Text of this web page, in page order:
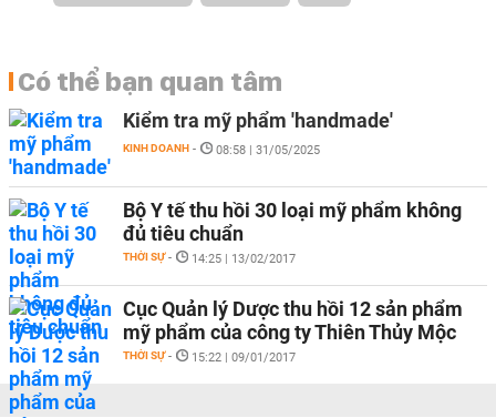
Có thể bạn quan tâm
Kiểm tra mỹ phẩm 'handmade'
KINH DOANH - 08:58 | 31/05/2025
Bộ Y tế thu hồi 30 loại mỹ phẩm không
đủ tiêu chuẩn
THỜI SỰ - 14:25 | 13/02/2017
Cục Quản lý Dược thu hồi 12 sản phẩm
mỹ phẩm của công ty Thiên Thủy Mộc
THỜI SỰ - 15:22 | 09/01/2017